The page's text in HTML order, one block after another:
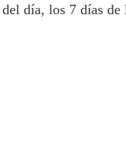
día, los 7 días